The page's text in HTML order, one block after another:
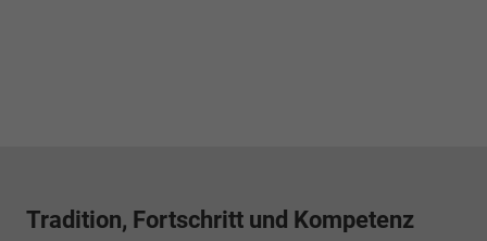
Tradition, Fortschritt und Kompetenz